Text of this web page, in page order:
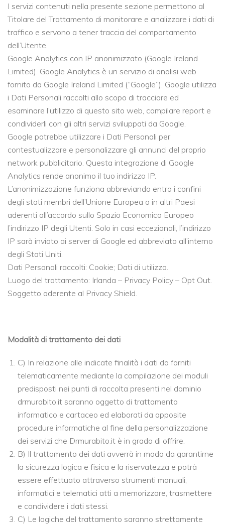
I servizi contenuti nella presente sezione permettono al
Titolare del Trattamento di monitorare e analizzare i dati di
traffico e servono a tener traccia del comportamento
dell’Utente.
Google Analytics con IP anonimizzato (Google Ireland
Limited). Google Analytics è un servizio di analisi web
fornito da Google Ireland Limited (“Google”). Google utilizza
i Dati Personali raccolti allo scopo di tracciare ed
esaminare l’utilizzo di questo sito web, compilare report e
condividerli con gli altri servizi sviluppati da Google.
Google potrebbe utilizzare i Dati Personali per
contestualizzare e personalizzare gli annunci del proprio
network pubblicitario. Questa integrazione di Google
Analytics rende anonimo il tuo indirizzo IP.
L’anonimizzazione funziona abbreviando entro i confini
degli stati membri dell’Unione Europea o in altri Paesi
aderenti all’accordo sullo Spazio Economico Europeo
l’indirizzo IP degli Utenti. Solo in casi eccezionali, l’indirizzo
IP sarà inviato ai server di Google ed abbreviato all’interno
degli Stati Uniti.
Dati Personali raccolti: Cookie; Dati di utilizzo.
Luogo del trattamento: Irlanda – Privacy Policy – Opt Out.
Soggetto aderente al Privacy Shield.
Modalità di trattamento dei dati
C) In relazione alle indicate finalità i dati da forniti
telematicamente mediante la compilazione dei moduli
predisposti nei punti di raccolta presenti nel dominio
drmurabito.it saranno oggetto di trattamento
informatico e cartaceo ed elaborati da apposite
procedure informatiche al fine della personalizzazione
dei servizi che Drmurabito.it è in grado di offrire.
B) Il trattamento dei dati avverrà in modo da garantirne
la sicurezza logica e fisica e la riservatezza e potrà
essere effettuato attraverso strumenti manuali,
informatici e telematici atti a memorizzare, trasmettere
e condividere i dati stessi.
C) Le logiche del trattamento saranno strettamente